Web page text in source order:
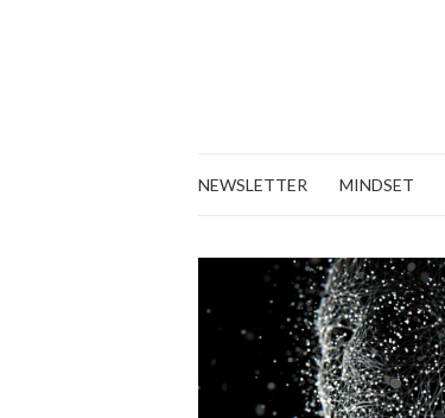
NEWSLETTER MINDSET